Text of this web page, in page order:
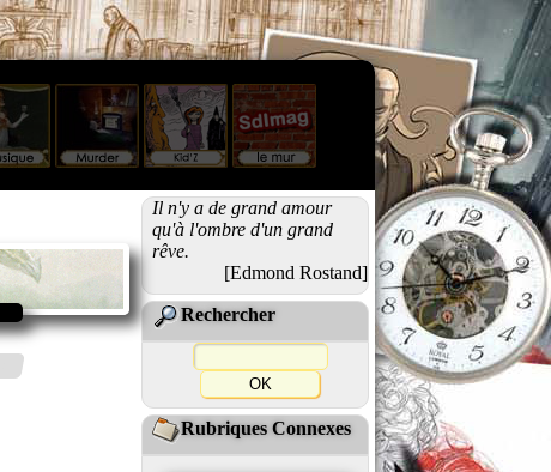
Il n'y a de grand amour
qu'à l'ombre d'un grand
rêve.
[Edmond Rostand]
Rechercher
Rubriques Connexes